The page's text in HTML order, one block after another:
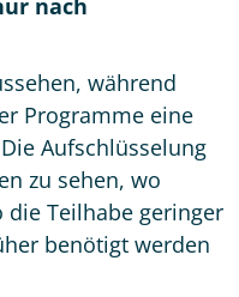
nach
während
Programme eine
Aufschlüsselung
zu sehen, wo
die Teilhabe geringer
benötigt werden